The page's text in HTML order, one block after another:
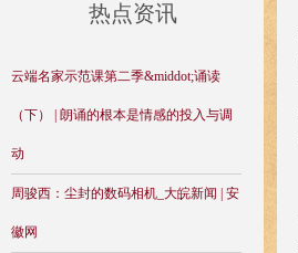
热点资讯
云端名家示范课第二季&middot;诵读
（下） | 朗诵的根本是情感的投入与调
动
周骏西：尘封的数码相机_大皖新闻 | 安
徽网